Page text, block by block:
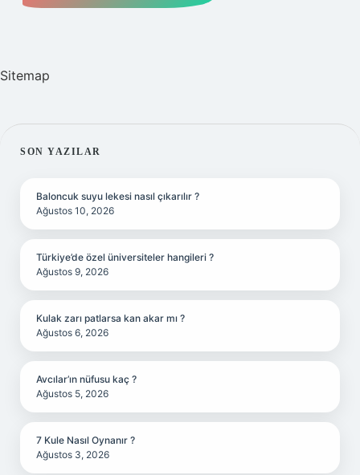
Sitemap
SIDEBAR
SON YAZILAR
Baloncuk suyu lekesi nasıl çıkarılır ?
Ağustos 10, 2026
Türkiye’de özel üniversiteler hangileri ?
Ağustos 9, 2026
Kulak zarı patlarsa kan akar mı ?
Ağustos 6, 2026
Avcılar’ın nüfusu kaç ?
Ağustos 5, 2026
7 Kule Nasıl Oynanır ?
Ağustos 3, 2026